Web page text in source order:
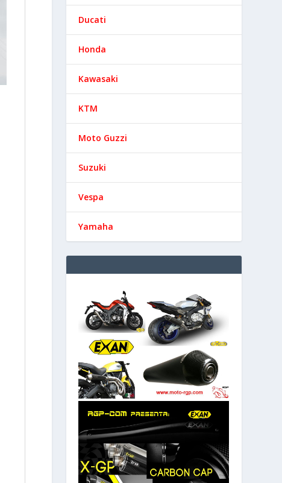
Ducati
Honda
Kawasaki
KTM
Moto Guzzi
Suzuki
Vespa
Yamaha